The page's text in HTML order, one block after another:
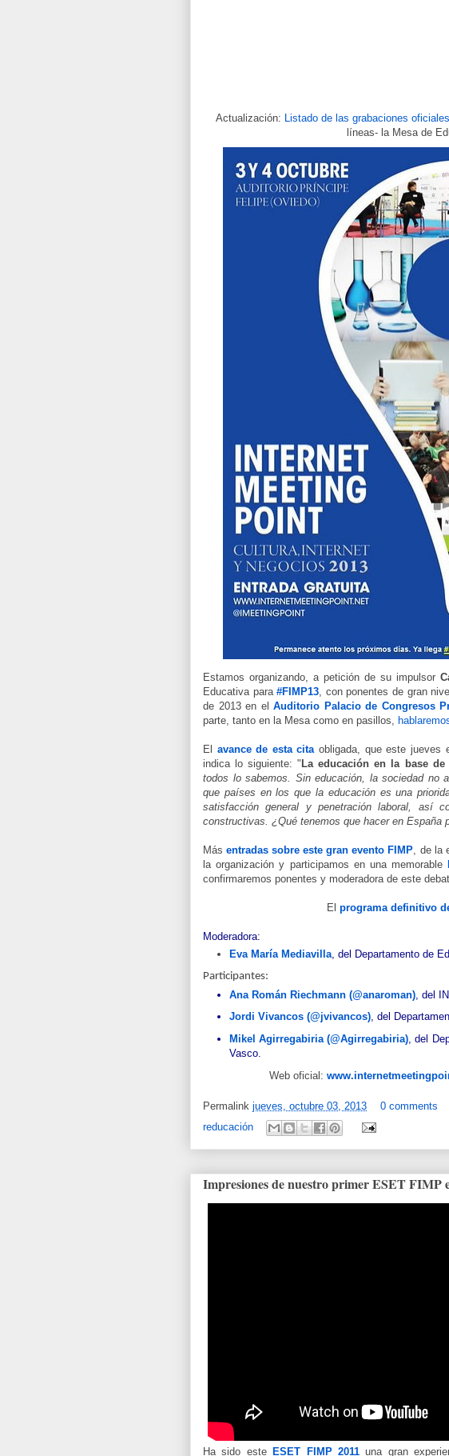
Actualización: Listado de las grabaciones oficiales
líneas- la Mesa de
Estamos organizando, a petición de su impulsor
Educativa para#FIMP13, con ponentes de gran
de 2013 en elAuditorio Palacio de Congresos
parte, tanto en la Mesa como en pasillos,
El avance de esta cita obligada, que este jueves
indica lo siguiente: " La educación en la base
todos lo sabemos. Sin educación, la sociedad no
que países en los que la educación es una
satisfacción general y penetración laboral, así
constructivas. ¿Qué tenemos que hacer en España
Másentradas sobre este gran evento FIMP, de la
la organización y participamos en una memorable
confirmaremos ponentes y moderadora de este
El programa definitivo
Moderadora:
Eva María Mediavilla, del Departamento de
Participantes:
Ana Román Riechmann (@anaroman), del
Jordi Vivancos (@jvivancos), del
Mikel Agirregabiria (@Agirregabiria), del
Vasco.
Web oficial:
Permalink jueves, octubre 03, 2013 0 comments
reducación
Impresiones de nuestro primer ESET FIMP
Ha sido este ESET FIMP 2011 una gran